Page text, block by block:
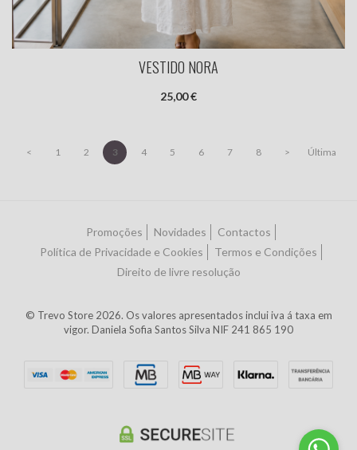
VESTIDO NORA
25,00 €
< 1 2 3 4 5 6 7 8 > Última
Promoções Novidades
Contactos
Política de Privacidade e Cookies
Termos e Condições
Direito de livre resolução
© Trevo Store 2026. Os valores apresentados inclui iva á taxa em
vigor. Daniela Sofia Santos Silva NIF 241 865 190